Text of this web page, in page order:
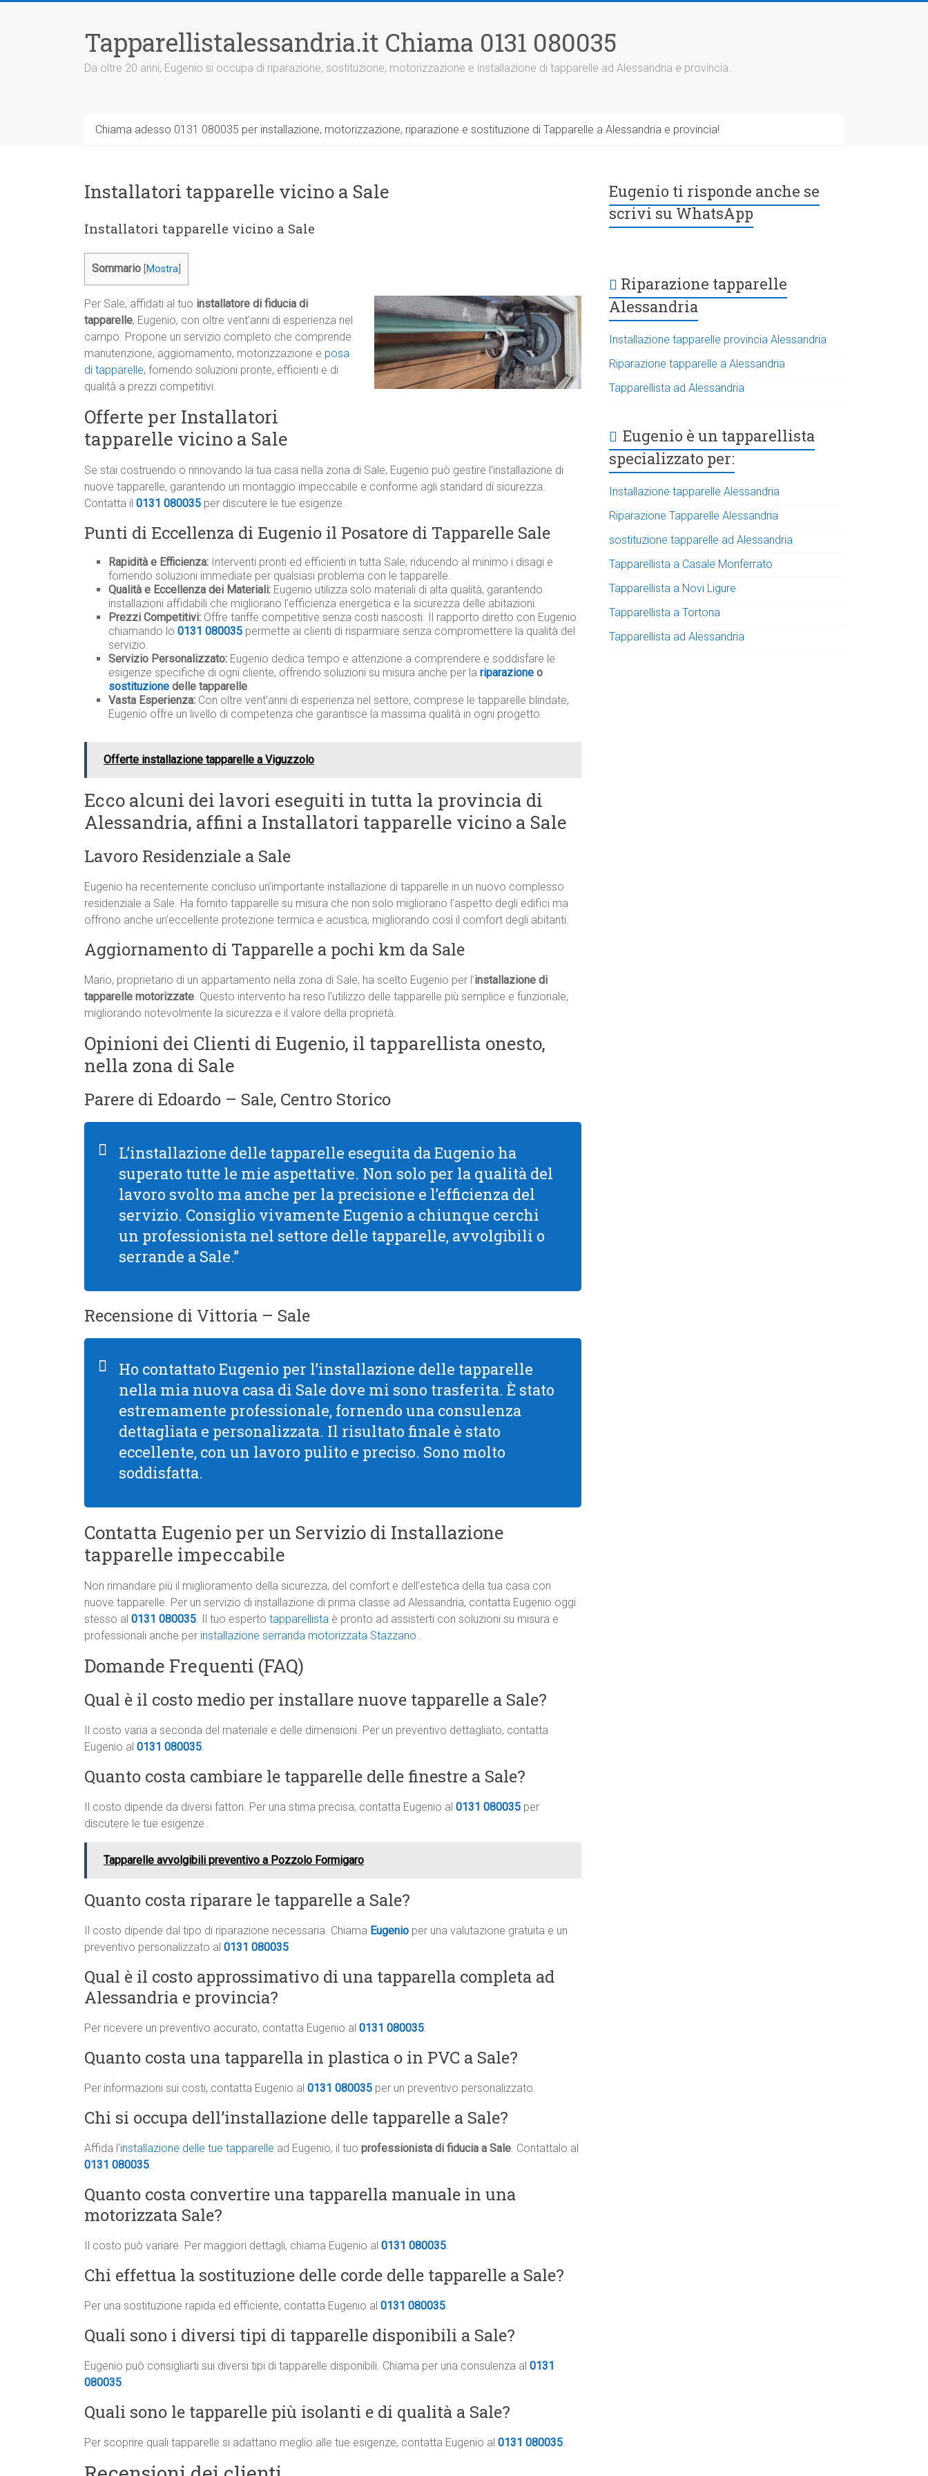
Tapparellistalessandria.it Chiama 0131 080035
Da oltre 20 anni, Eugenio si occupa di riparazione, sostituzione, motorizzazione e installazione di tapparelle ad Alessandria e provincia.
Chiama adesso 0131 080035 per installazione, motorizzazione, riparazione e sostituzione di Tapparelle a Alessandria e provincia!
Installatori tapparelle vicino a Sale
Installatori tapparelle vicino a Sale
Sommario Mostra
Per Sale, affidati al tuo installatore di fiducia di
tapparelle, Eugenio, con oltre vent’anni di esperienza nel
campo. Propone un servizio completo che comprende
manutenzione, aggiornamento, motorizzazione e posa
di tapparelle, fornendo soluzioni pronte, efficienti e di
qualità a prezzi competitivi.
Offerte per Installatori
tapparelle vicino a Sale
Se stai costruendo o rinnovando la tua casa nella zona di Sale, Eugenio può gestire l’installazione di
nuove tapparelle, garantendo un montaggio impeccabile e conforme agli standard di sicurezza.
Contatta il 0131 080035 per discutere le tue esigenze.
Punti di Eccellenza di Eugenio il Posatore di Tapparelle Sale
Rapidità e Efficienza: Interventi pronti ed efficienti in tutta Sale, riducendo al minimo i disagi e
fornendo soluzioni immediate per qualsiasi problema con le tapparelle.
Qualità e Eccellenza dei Materiali: Eugenio utilizza solo materiali di alta qualità, garantendo
installazioni affidabili che migliorano l’efficienza energetica e la sicurezza delle abitazioni.
Prezzi Competitivi: Offre tariffe competitive senza costi nascosti. Il rapporto diretto con Eugenio
chiamando lo 0131 080035 permette ai clienti di risparmiare senza compromettere la qualità del
servizio.
Servizio Personalizzato: Eugenio dedica tempo e attenzione a comprendere e soddisfare le
esigenze specifiche di ogni cliente, offrendo soluzioni su misura anche per la riparazione o
sostituzione delle tapparelle.
Vasta Esperienza: Con oltre vent’anni di esperienza nel settore, comprese le tapparelle blindate,
Eugenio offre un livello di competenza che garantisce la massima qualità in ogni progetto.
Offerte installazione tapparelle a Viguzzolo
Ecco alcuni dei lavori eseguiti in tutta la provincia di
Alessandria, affini a Installatori tapparelle vicino a Sale
Lavoro Residenziale a Sale
Eugenio ha recentemente concluso un’importante installazione di tapparelle in un nuovo complesso
residenziale a Sale. Ha fornito tapparelle su misura che non solo migliorano l’aspetto degli edifici ma
offrono anche un’eccellente protezione termica e acustica, migliorando così il comfort degli abitanti.
Aggiornamento di Tapparelle a pochi km da Sale
Mario, proprietario di un appartamento nella zona di Sale, ha scelto Eugenio per l’installazione di
tapparelle motorizzate. Questo intervento ha reso l’utilizzo delle tapparelle più semplice e funzionale,
migliorando notevolmente la sicurezza e il valore della proprietà.
Opinioni dei Clienti di Eugenio, il tapparellista onesto,
nella zona di Sale
Parere di Edoardo – Sale, Centro Storico
L’installazione delle tapparelle eseguita da Eugenio ha
superato tutte le mie aspettative. Non solo per la qualità del
lavoro svolto ma anche per la precisione e l’efficienza del
servizio. Consiglio vivamente Eugenio a chiunque cerchi
un professionista nel settore delle tapparelle, avvolgibili o
serrande a Sale.”
Recensione di Vittoria – Sale
Ho contattato Eugenio per l’installazione delle tapparelle
nella mia nuova casa di Sale dove mi sono trasferita. È stato
estremamente professionale, fornendo una consulenza
dettagliata e personalizzata. Il risultato finale è stato
eccellente, con un lavoro pulito e preciso. Sono molto
soddisfatta.
Contatta Eugenio per un Servizio di Installazione
tapparelle impeccabile
Non rimandare più il miglioramento della sicurezza, del comfort e dell’estetica della tua casa con
nuove tapparelle. Per un servizio di installazione di prima classe ad Alessandria, contatta Eugenio oggi
stesso al 0131 080035. Il tuo esperto tapparellista è pronto ad assisterti con soluzioni su misura e
professionali anche per installazione serranda motorizzata Stazzano .
Domande Frequenti (FAQ)
Qual è il costo medio per installare nuove tapparelle a Sale?
Il costo varia a seconda del materiale e delle dimensioni. Per un preventivo dettagliato, contatta
Eugenio al 0131 080035.
Quanto costa cambiare le tapparelle delle finestre a Sale?
Il costo dipende da diversi fattori. Per una stima precisa, contatta Eugenio al 0131 080035 per
discutere le tue esigenze.
Tapparelle avvolgibili preventivo a Pozzolo Formigaro
Quanto costa riparare le tapparelle a Sale?
Il costo dipende dal tipo di riparazione necessaria. Chiama Eugenio per una valutazione gratuita e un
preventivo personalizzato al 0131 080035.
Qual è il costo approssimativo di una tapparella completa ad
Alessandria e provincia?
Per ricevere un preventivo accurato, contatta Eugenio al 0131 080035.
Quanto costa una tapparella in plastica o in PVC a Sale?
Per informazioni sui costi, contatta Eugenio al 0131 080035 per un preventivo personalizzato.
Chi si occupa dell’installazione delle tapparelle a Sale?
Affida l’installazione delle tue tapparelle ad Eugenio, il tuo professionista di fiducia a Sale. Contattalo al
0131 080035.
Quanto costa convertire una tapparella manuale in una
motorizzata Sale?
Il costo può variare. Per maggiori dettagli, chiama Eugenio al 0131 080035.
Chi effettua la sostituzione delle corde delle tapparelle a Sale?
Per una sostituzione rapida ed efficiente, contatta Eugenio al 0131 080035.
Quali sono i diversi tipi di tapparelle disponibili a Sale?
Eugenio può consigliarti sui diversi tipi di tapparelle disponibili. Chiama per una consulenza al 0131
080035.
Quali sono le tapparelle più isolanti e di qualità a Sale?
Per scoprire quali tapparelle si adattano meglio alle tue esigenze, contatta Eugenio al 0131 080035.
Eugenio ti risponde anche se
scrivi su WhatsApp
Riparazione tapparelle
Alessandria
Installazione tapparelle provincia Alessandria
Riparazione tapparelle a Alessandria
Tapparellista ad Alessandria
Eugenio è un tapparellista
specializzato per:
Installazione tapparelle Alessandria
Riparazione Tapparelle Alessandria
sostituzione tapparelle ad Alessandria
Tapparellista a Casale Monferrato
Tapparellista a Novi Ligure
Tapparellista a Tortona
Tapparellista ad Alessandria